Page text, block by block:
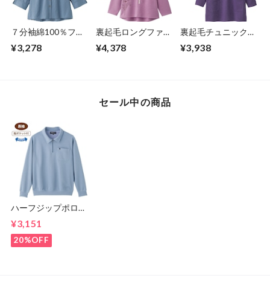
７分袖綿100％フリ
（婦人）
¥3,278
裏起毛ロングファス
人）
¥4,378
裏起毛チュニックト
¥3,938
セール中の商品
ハーフジップポロ衿
トレ－ナ－（紳士）
¥3,151
20%OFF